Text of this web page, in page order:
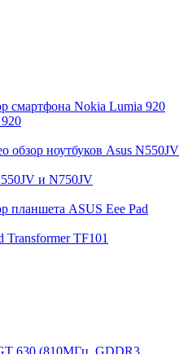
и N750JV
Transformer TF101